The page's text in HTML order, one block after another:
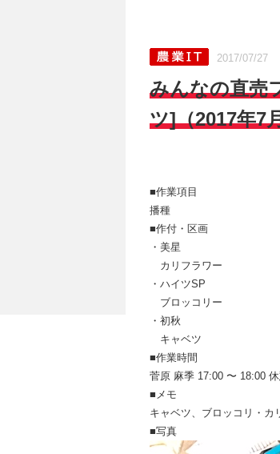
2017/07/27
みんなの直売
ツ]（2017年7
■作業項目
播種
■作付・区画
・美星
カリフラワー
・ハイツSP
ブロッコリー
・初秋
キャベツ
■作業時間
菅原 麻季 17:00 〜 18:00
■メモ
キャベツ、ブロッコリ・カ
■写真